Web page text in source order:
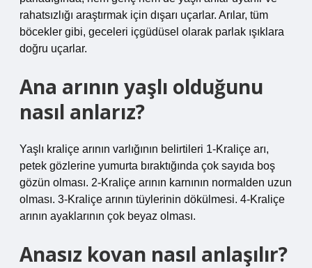
rahatsızlığı araştırmak için dışarı uçarlar. Arılar, tüm
böcekler gibi, geceleri içgüdüsel olarak parlak ışıklara
doğru uçarlar.
Ana arının yaşlı olduğunu
nasıl anlarız?
Yaşlı kraliçe arının varlığının belirtileri 1-Kraliçe arı,
petek gözlerine yumurta bıraktığında çok sayıda boş
gözün olması. 2-Kraliçe arının karnının normalden uzun
olması. 3-Kraliçe arının tüylerinin dökülmesi. 4-Kraliçe
arının ayaklarının çok beyaz olması.
Anasız kovan nasıl anlaşılır?